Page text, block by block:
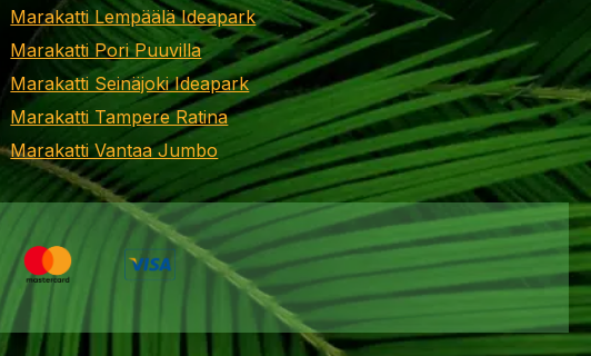
Marakatti Lempäälä Ideapark
Marakatti Pori Puuvilla
Marakatti Seinäjoki Ideapark
Marakatti Tampere Ratina
Marakatti Vantaa Jumbo